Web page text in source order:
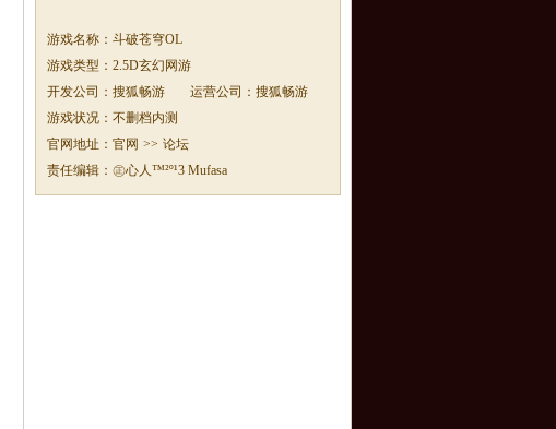
游戏名称： 斗破苍穹OL
游戏类型： 2.5D玄幻网游
开发公司： 搜狐畅游 运营公司： 搜狐畅游
游戏状况： 不删档内测
官网地址： 官网 >> 论坛
责任编辑： ㊣心人™²º¹3 Mufasa